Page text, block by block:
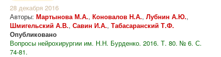
28 декабря 2016
Авторы: Мартынова М.А., Коновалов Н.А., Лубнин А.Ю.,
Шмигельский А.В., Савин И.А., Табасаранский Т.Ф.
Опубликовано
Вопросы нейрохирургии им. Н.Н. Бурденко. 2016. Т. 80. № 6. С.
74-81.